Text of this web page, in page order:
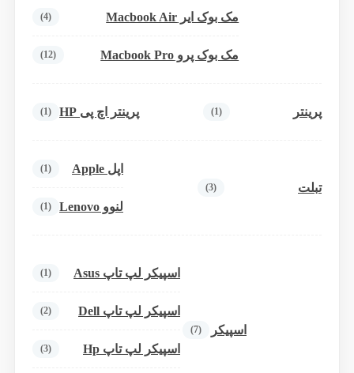
مک بوک ایر Macbook Air (4)
مک بوک پرو Macbook Pro (12)
پرینتر (1) پرینتر اچ پی HP (1)
تبلت (3)
اپل Apple (1)
لنوو Lenovo (1)
اسپیکر (7)
اسپیکر لپ تاپ Asus (1)
اسپیکر لپ تاپ Dell (2)
اسپیکر لپ تاپ Hp (3)